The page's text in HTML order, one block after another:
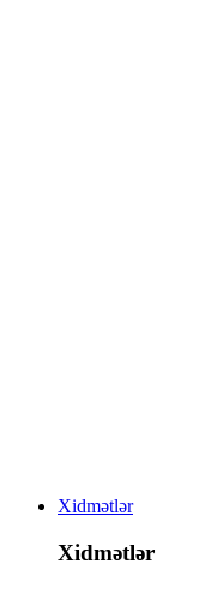
Xidmətlər
Xidmətlər